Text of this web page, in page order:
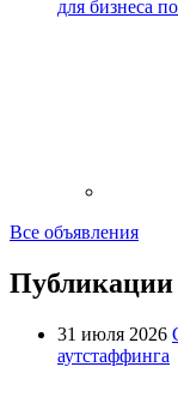
для бизнеса
Все объявления
Публикации
31 июля 2026
аутстаффинга